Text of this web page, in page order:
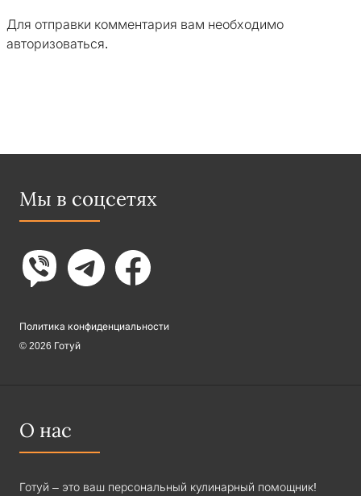
Для отправки комментария вам необходимо
авторизоваться.
Мы в соцсетях
Политика конфиденциальности
© 2026 Готуй
О нас
Готуй – это ваш персональный кулинарный помощник!